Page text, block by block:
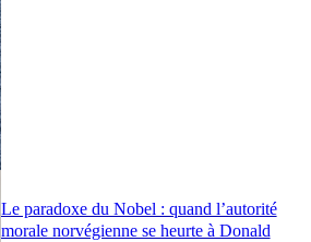
Le paradoxe du Nobel : quand l’autorité
morale norvégienne se heurte à Donald